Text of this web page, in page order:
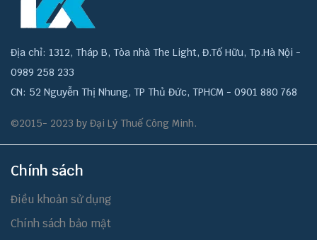
Địa chỉ: 1312, Tháp B, Tòa nhà The Light, Đ.Tố Hữu, Tp.Hà Nội -
0989 258 233
CN: 52 Nguyễn Thị Nhung, TP Thủ Đức, TPHCM - 0901 880 768
©2015- 2023 by Đại Lý Thuế Công Minh.
Chính sách
Điều khoản sử dụng
Chính sách bảo mật